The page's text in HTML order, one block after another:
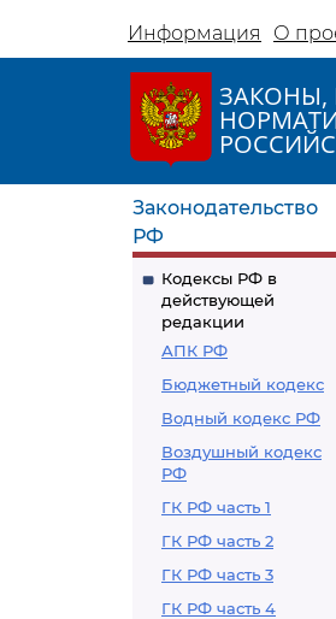
Информация О
ЗАКОНЫ,
Законодательство
РФ
Кодексы РФ в
действующей
редакции
АПК РФ
Бюджетный кодекс
Водный кодекс РФ
Воздушный кодекс
РФ
ГК РФ часть 1
ГК РФ часть 2
ГК РФ часть 3
ГК РФ часть 4